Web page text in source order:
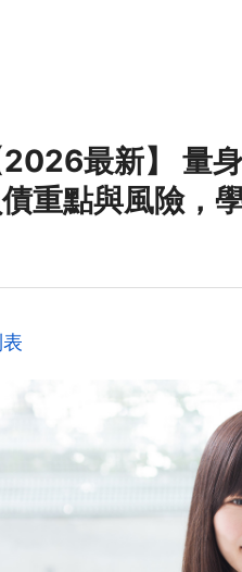
2026最新】 量
重點與風險，